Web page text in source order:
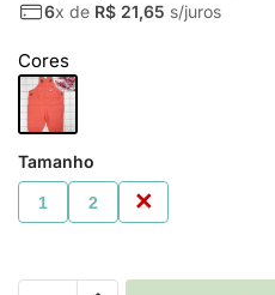
6x de R$ 21,65 s/juros
Cores
Tamanho
1 2 3